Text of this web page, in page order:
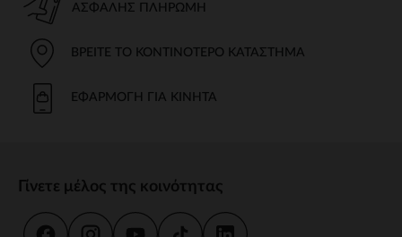
ΑΣΦΑΛΉΣ ΠΛΗΡΩΜΉ
ΒΡΕΊΤΕ ΤΟ ΚΟΝΤΙΝΌΤΕΡΟ ΚΑΤΆΣΤΗΜΑ
ΕΦΑΡΜΟΓΉ ΓΙΑ ΚΙΝΗΤΆ
Γίνετε μέλος της κοινότητας